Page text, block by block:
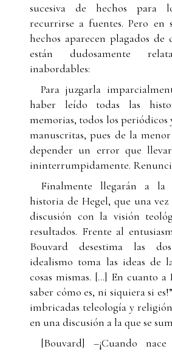
sucesiva de hechos para
recurrirse a fuentes. Pero en
hechos aparecen plagados de
están dudosamente
inabordables:
Para juzgarla
haber leído todas las
memorias, todos los periódicos
manuscritas, pues de la
depender un error que
ininterrumpidamente.
Finalmente llegarán a
historia de Hegel, que una vez
discusión con la visión
resultados. Frente al
Bouvard desestima las
idealismo toma las ideas de
cosas mismas. […] En cuanto a
saber cómo es, ni siquiera si
imbricadas teleología y
en una discusión a la que se
[Bouvard] –¡Cuando